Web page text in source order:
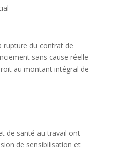
rupture du contrat de
sans cause réelle
au montant intégral de
de santé au travail ont
de sensibilisation et